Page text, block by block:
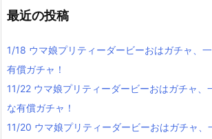
最近の投稿
1/18 ウマ娘プリティーダービーおはガチャ、
有償ガチャ！
11/22 ウマ娘プリティーダービーおはガチャ、
な有償ガチャ！
11/20 ウマ娘プリティーダービーおはガチャ、